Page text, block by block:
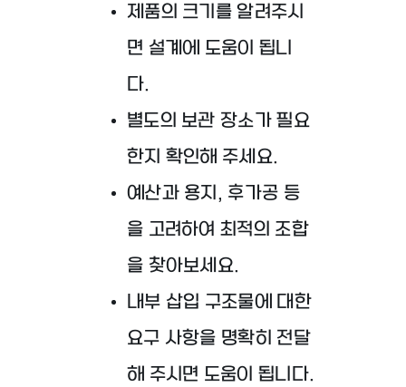
제품의 크기를 알려주시
면 설계에 도움이 됩니
다.
별도의 보관 장소가 필요
한지 확인해 주세요.
예산과 용지, 후가공 등
을 고려하여 최적의 조합
을 찾아보세요.
내부 삽입 구조물에 대한
요구 사항을 명확히 전달
해 주시면 도움이 됩니다.